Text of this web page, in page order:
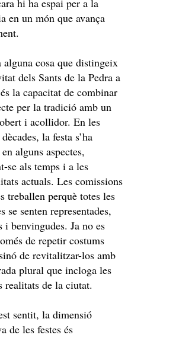
hi ha espai per a la
en un món que avança
alguna cosa que distingeix
dels Sants de la Pedra a
la capacitat de combinar
per la tradició amb un
i acollidor. En les
la festa s’ha
alguns aspectes,
se als temps i a les
actuals. Les comissions
treballen perquè totes les
se senten representades,
i benvingudes. Ja no es
de repetir costums
de revitalitzar-los amb
plural que incloga les
realitats de la ciutat.
sentit, la dimensió
de les festes és